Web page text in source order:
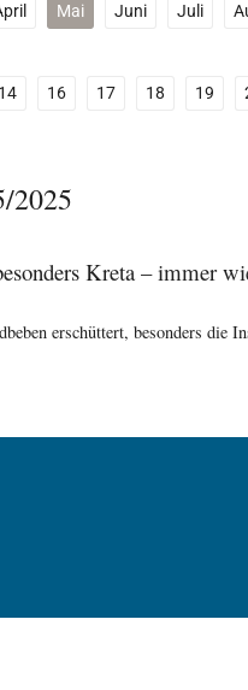
Mai Juni Juli
14 16 17 18 19
2025
Kreta – immer
erschüttert, besonders die